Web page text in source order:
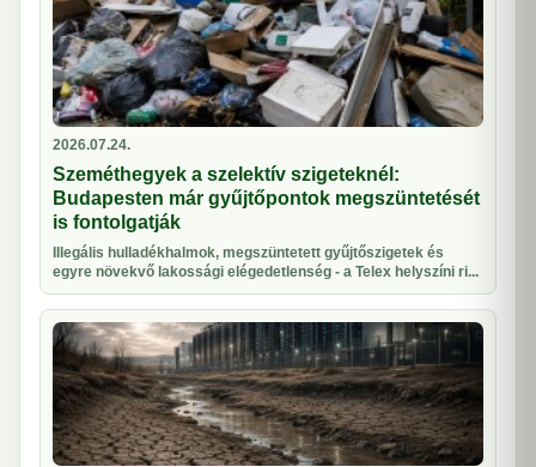
2026.07.24.
Szeméthegyek a szelektív szigeteknél:
Budapesten már gyűjtőpontok megszüntetését
is fontolgatják
Illegális hulladékhalmok, megszüntetett gyűjtőszigetek és
egyre növekvő lakossági elégedetlenség - a Telex helyszíni ri...